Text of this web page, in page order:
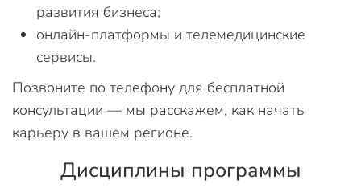
развития бизнеса;
онлайн-платформы и телемедицинские
сервисы.
Позвоните по телефону для бесплатной
консультации — мы расскажем, как начать
карьеру в вашем регионе.
Дисциплины программы